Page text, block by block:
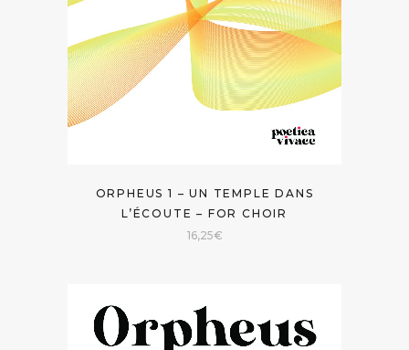
ORPHEUS 1 – UN TEMPLE DANS
L’ÉCOUTE – FOR CHOIR
16,25€